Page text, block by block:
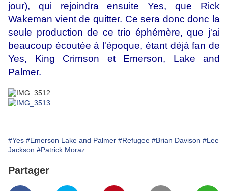
jour), qui rejoindra ensuite Yes, que Rick
Wakeman vient de quitter. Ce sera donc donc la
seule production de ce trio éphémère, que j'ai
beaucoup écoutée à l'époque, étant déjà fan de
Yes, King Crimson et Emerson, Lake and
Palmer.
#Yes #Emerson Lake and Palmer #Refugee #Brian Davison #Lee
Jackson #Patrick Moraz
Partager